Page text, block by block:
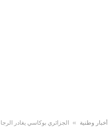
أخبار وطنية » الجزائري بوكاسي يغادر